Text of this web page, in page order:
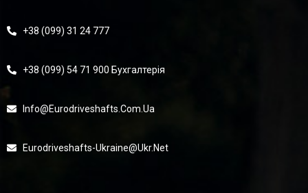
+38 (099) 31 24 777
+38 (099) 54 71 900 Бухгалтерія
Info@eurodriveshafts.com.ua
Eurodriveshafts-Ukraine@ukr.net